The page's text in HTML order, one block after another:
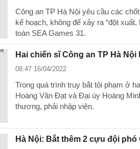
Công an TP Hà Nội yêu cầu các
kế hoạch, không để xảy ra “đột
toàn SEA Games 31.
Hai chiến sĩ Công an TP Hà
08:47 16/04/2022
Trong quá trình truy bắt tội phạm ở
Hoàng Văn Đạt và Đại úy Hoàng
thương, phải nhập viện.
Hà Nội: Bắt thêm 2 cựu đội